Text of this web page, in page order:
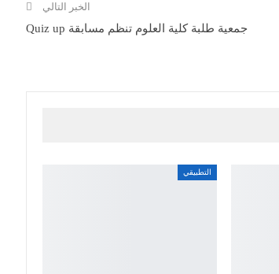
الخبر التالي
جمعية طلبة كلية العلوم تنظم مسابقة Quiz up
التطبيقي